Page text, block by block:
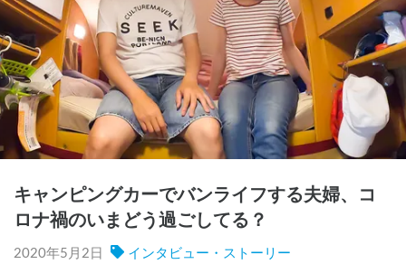
キャンピングカーでバンライフする夫婦、コ
ロナ禍のいまどう過ごしてる？
2020年5月2日 インタビュー・ストーリー